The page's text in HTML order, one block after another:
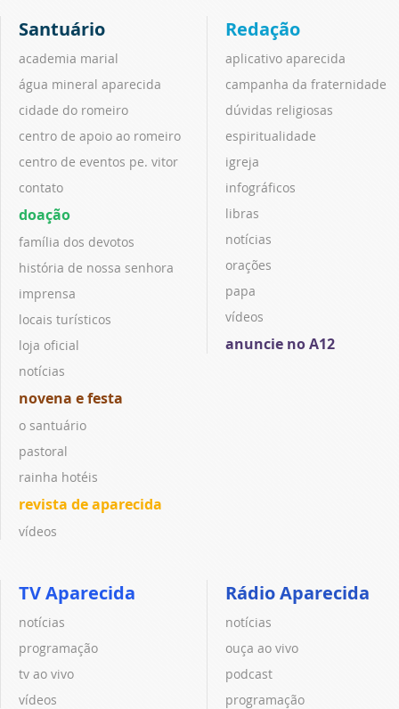
Santuário
academia marial
água mineral aparecida
cidade do romeiro
centro de apoio ao romeiro
centro de eventos pe. vitor
contato
doação
família dos devotos
história de nossa senhora
imprensa
locais turísticos
loja oficial
notícias
novena e festa
o santuário
pastoral
rainha hotéis
revista de aparecida
vídeos
Redação
aplicativo aparecida
campanha da fraternidade
dúvidas religiosas
espiritualidade
igreja
infográficos
libras
notícias
orações
papa
vídeos
anuncie no A12
TV Aparecida
notícias
programação
tv ao vivo
vídeos
Rádio Aparecida
notícias
ouça ao vivo
podcast
programação